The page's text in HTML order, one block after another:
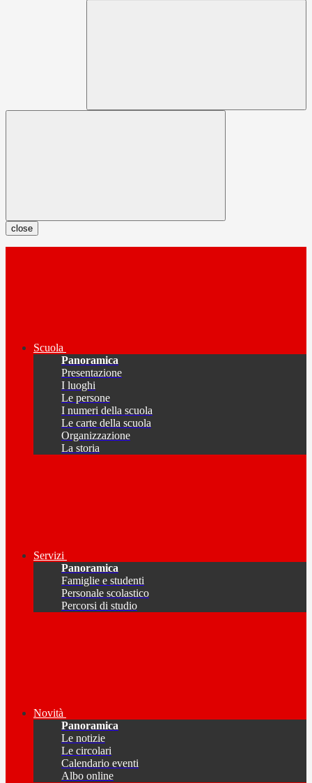
close
Scuola
Panoramica
Presentazione
I luoghi
Le persone
I numeri della scuola
Le carte della scuola
Organizzazione
La storia
Servizi
Panoramica
Famiglie e studenti
Personale scolastico
Percorsi di studio
Novità
Panoramica
Le notizie
Le circolari
Calendario eventi
Albo online